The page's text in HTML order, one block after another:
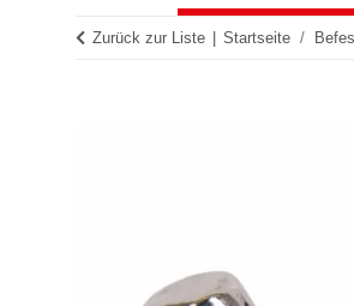
Zurück zur Liste Startseite